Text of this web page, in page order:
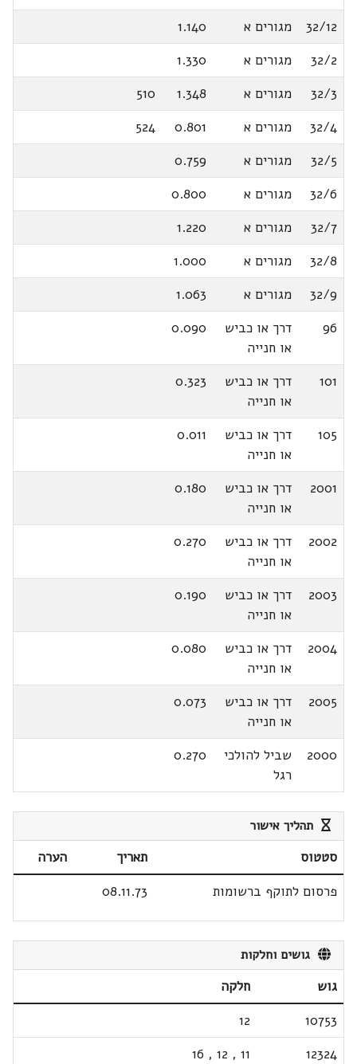
32/12
מגורים א
1.140
32/2
מגורים א
1.330
32/3
מגורים א 1.348
510
32/4
מגורים א 0.801
524
32/5
מגורים א
0.759
32/6
מגורים א
0.800
32/7
מגורים א
1.220
32/8
מגורים א
1.000
32/9
מגורים א
1.063
96
דרך או כביש
או חנייה
0.090
101
דרך או כביש
או חנייה
0.323
105
דרך או כביש
או חנייה
0.011
2001
דרך או כביש
או חנייה
0.180
2002
דרך או כביש
או חנייה
0.270
2003
דרך או כביש
או חנייה
0.190
2004
דרך או כביש
או חנייה
0.080
2005
דרך או כביש
או חנייה
0.073
2000
שביל להולכי
רגל
0.270
תהליך אישור
סטטוס תאריך
הערה
פרסום לתוקף ברשומות
08.11.73
גושים וחלקות
גוש
חלקה
10753
12
12324
11
,
12
,
16